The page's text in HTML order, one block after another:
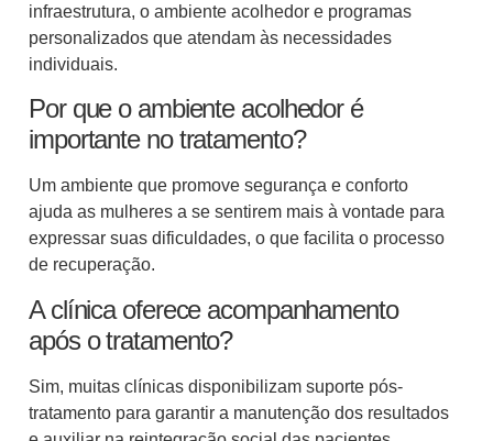
infraestrutura, o ambiente acolhedor e programas
personalizados que atendam às necessidades
individuais.
Por que o ambiente acolhedor é
importante no tratamento?
Um ambiente que promove segurança e conforto
ajuda as mulheres a se sentirem mais à vontade para
expressar suas dificuldades, o que facilita o processo
de recuperação.
A clínica oferece acompanhamento
após o tratamento?
Sim, muitas clínicas disponibilizam suporte pós-
tratamento para garantir a manutenção dos resultados